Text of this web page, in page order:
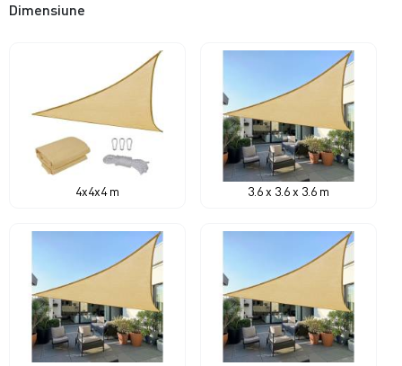
Dimensiune
4x4x4 m 3.6 x 3.6 x 3.6 m